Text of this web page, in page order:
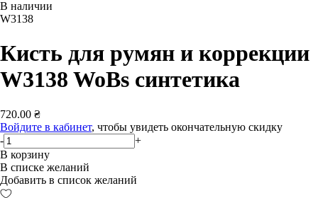
В наличии
W3138
Кисть для румян и коррекции
W3138 WoBs синтетика
720.00 ₴
Войдите в кабинет, чтобы увидеть окончательную скидку
-
+
В корзину
В списке желаний
Добавить в список желаний